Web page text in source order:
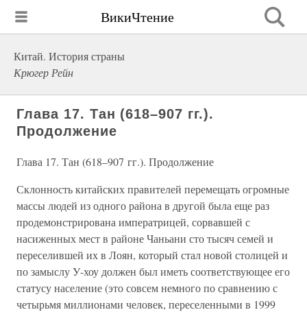
ВикиЧтение
Китай. История страны
Крюгер Рейн
Глава 17. Тан (618–907 гг.).
Продолжение
Глава 17. Тан (618–907 гг.). Продолжение
Склонность китайских правителей перемещать огромные
массы людей из одного района в другой была еще раз
продемонстрирована императрицей, сорвавшей с
насиженных мест в районе Чаньани сто тысяч семей и
переселившей их в Лоян, который стал новой столицей и
по замыслу У-хоу должен был иметь соответствующее его
статусу население (это совсем немного по сравнению с
четырьмя миллионами человек, переселенными в 1999